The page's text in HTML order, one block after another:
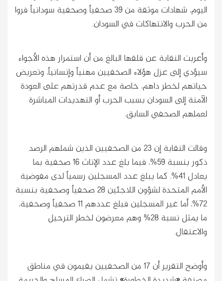
اليوم، شهادات موثقة من 39 صحفياً وصحفية سودانياً فروا
من الحرب والانتهاكات في السودان.
وأعربت النقابة عن قلقها البالغ من أن استمرار هذه الأجواء
سيؤدي إلى عزل هؤلاء الصحفيين مهنياً وإنسانياً، وتعريض
حياتهم لخطر داهم، خاصة مع عدم قدرتهم على العودة
الآمنة إلى السودان بسبب الحرب أو التهديدات المباشرة
لعملهم الصحفي السابق.
وقالت النقابة إن 23 من الصحفيين الذين شملهم الرصد
ذكور بنسبة 59%، فيما بلغ عدد الإناث 16 صحفية بما
يعادل 41%. كما يبلغ عدد المسجلين رسمياً لدى مفوضية
الأمم المتحدة لشؤون اللاجئين 28 صحفياً وصحفية بنسبة
72%، أما غير المسجلين فبلغ عددهم 11 صحفياً وصحفية،
ما يمثل نسبة 28% وهم معرضون لخطر الترحيل
والاعتقال.
وأوضح التقرير أن 17 من الصحفيين يقيمون في مناطق